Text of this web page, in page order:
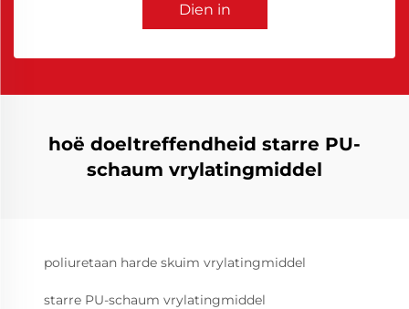
Dien in
hoë doeltreffendheid starre PU-
schaum vrylatingmiddel
poliuretaan harde skuim vrylatingmiddel
starre PU-schaum vrylatingmiddel